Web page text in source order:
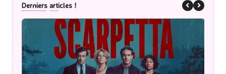
Derniers articles !